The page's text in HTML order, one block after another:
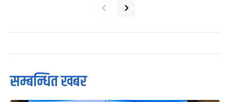
‹ ›
सम्बन्धित खबर